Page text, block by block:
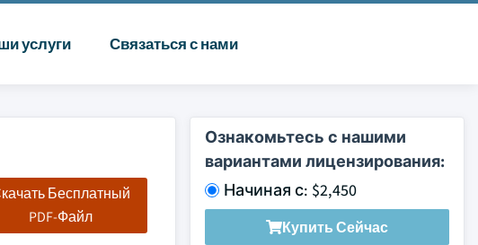
услуги Связаться с нами
Бесплатный
PDF-Файл
Ознакомьтесь с нашими
вариантами лицензирования:
Начиная с: $2,450
Купить Сейчас